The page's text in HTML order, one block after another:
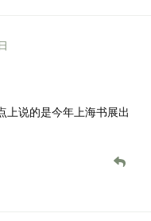
上说的是今年上海书展出